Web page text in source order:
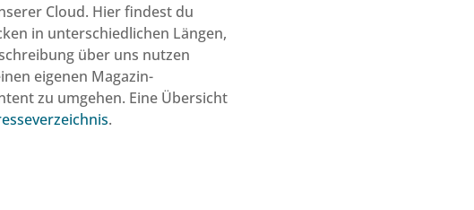
Cloud. Hier findest du
in unterschiedlichen Längen,
über uns nutzen
eigenen Magazin-
zu umgehen. Eine Übersicht
.